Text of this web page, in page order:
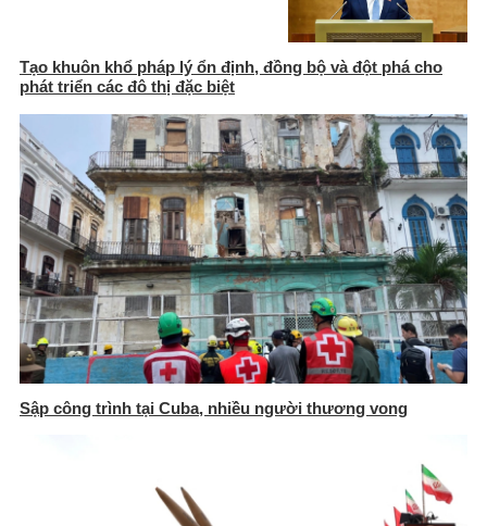
Tạo khuôn khổ pháp lý ổn định, đồng bộ và đột phá cho
phát triển các đô thị đặc biệt
Sập công trình tại Cuba, nhiều người thương vong